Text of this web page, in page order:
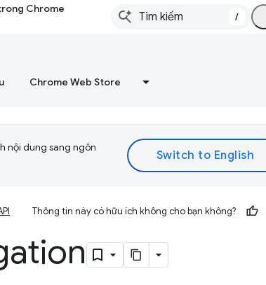
Chrome
/
Chrome Web Store
nội dung sang ngôn
Thông tin này có hữu ích không cho bạn không?